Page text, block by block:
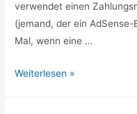
verwendet einen
(jemand, der ein
Mal, wenn eine …
AdSense
Weiterlesen »